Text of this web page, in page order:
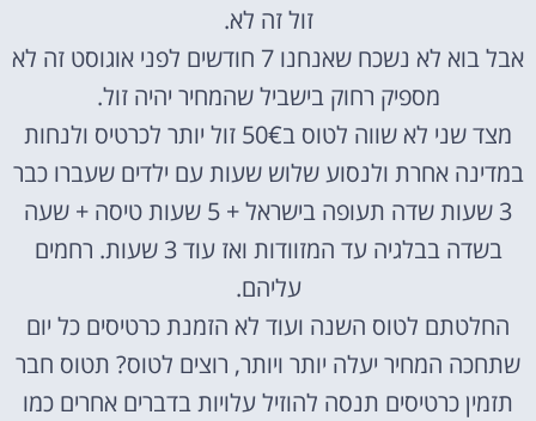
זול זה לא.
אבל בוא לא נשכח שאנחנו 7 חודשים לפני אוגוסט זה לא
מספיק רחוק בישביל שהמחיר יהיה זול.
מצד שני לא שווה לטוס ב50€ זול יותר לכרטיס ולנחות
במדינה אחרת ולנסוע שלוש שעות עם ילדים שעברו כבר
3 שעות שדה תעופה בישראל + 5 שעות טיסה + שעה
בשדה בבלגיה עד המזוודות ואז עוד 3 שעות. רחמים
עליהם.
החלטתם לטוס השנה ועוד לא הזמנת כרטיסים כל יום
שתחכה המחיר יעלה יותר ויותר, רוצים לטוס? תטוס חבר
תזמין כרטיסים תנסה להוזיל עלויות בדברים אחרים כמו